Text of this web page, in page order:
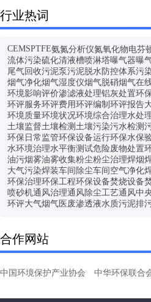
行业热词
CEMSPTFE氨氮分析仪氮氧化物电芬
流体污染硫化清液槽喷淋塔曝气器曝
尾气回收污泥泵污泥脱水防控体系污
烟气净化烟气湿度仪烟气脱硝烟气在
环境影响评价渗滤液处理铝灰处置环
环评服务环评费用环评编制 环评报告
环境质量环境状况环境综合治理水处
土壤监督土壤检测 土壤污染污水检测
环保日常监管环保设备运行环保水保
水环境治理水平衡测试危险废物处置
油污烟雾油雾收集粉尘粉尘治理焊烟
大气污染焊装车间 除尘车间 空气净化
环保治理环保工程环保设备焚烧设备
喷砂机通风治理通风除尘工艺通风中
环评大气烟气 医废渗透液水质污泥排
合作网站
中国环境保护产业协会 中华环保联合